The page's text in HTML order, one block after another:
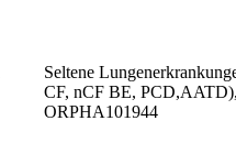
Seltene
CF, nCF BE,
ORPHA101944